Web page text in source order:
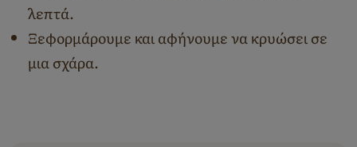
λεπτά.
Ξεφορμάρουμε και αφήνουμε να κρυώσει σε
μια σχάρα.